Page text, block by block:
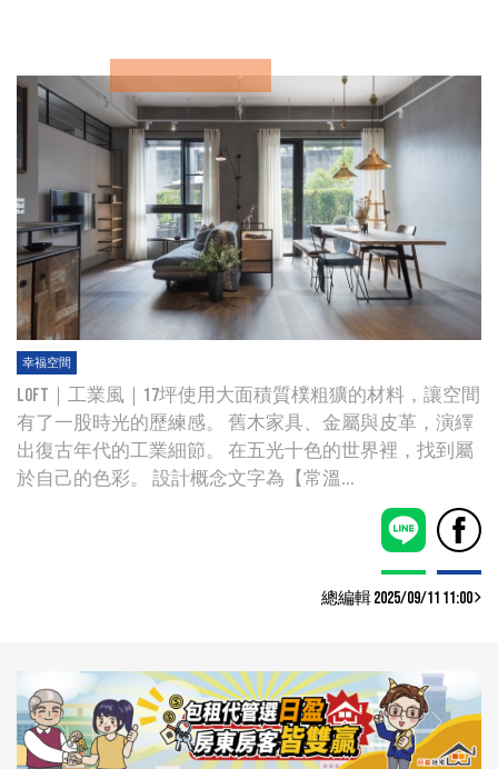
幸福空間
Loft｜工業風｜17坪使用大面積質樸粗獷的材料，讓空間
有了一股時光的歷練感。 舊木家具、金屬與皮革，演繹
出復古年代的工業細節。 在五光十色的世界裡，找到屬
於自己的色彩。 設計概念文字為【常溫...
總編輯 2025/09/11 11:00